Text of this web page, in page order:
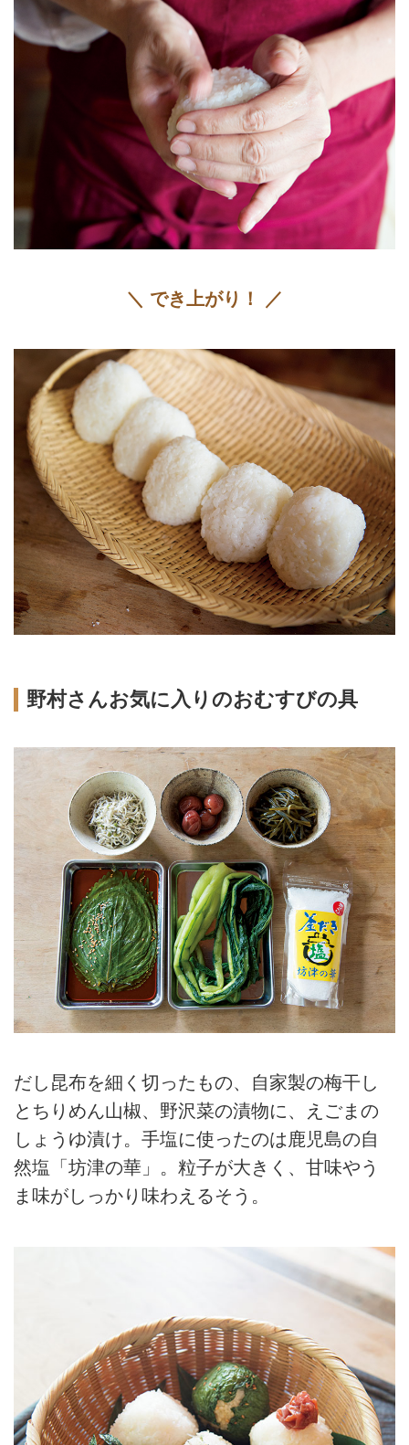
＼ でき上がり！ ／
野村さんお気に入りのおむすびの具
だし昆布を細く切ったもの、自家製の梅干し
とちりめん山椒、野沢菜の漬物に、えごまの
しょうゆ漬け。手塩に使ったのは鹿児島の自
然塩「坊津の華」。粒子が大きく、甘味やう
ま味がしっかり味わえるそう。